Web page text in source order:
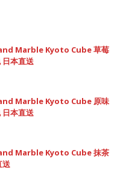
Marble Kyoto Cube 草莓
日本直送
Marble Kyoto Cube 原味
日本直送
Marble Kyoto Cube 抹茶
送